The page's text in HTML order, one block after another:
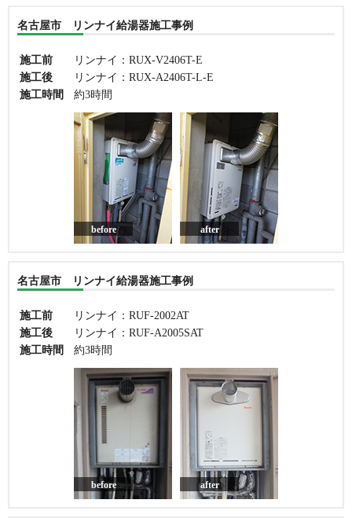
名古屋市 リンナイ給湯器施工事例
施工前
リンナイ：RUX-V2406T-E
施工後
リンナイ：RUX-A2406T-L-E
施工時間
約3時間
before after
名古屋市 リンナイ給湯器施工事例
施工前
リンナイ：RUF-2002AT
施工後
リンナイ：RUF-A2005SAT
施工時間
約3時間
before after